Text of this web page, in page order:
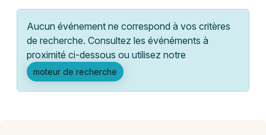
Grands événements
Activité & Expérience
Manifestations
Foires & salons
Lille
Lyon
Marseille
Mulhouse
Aucun événement ne correspond à vos critères
de recherche. Consultez les événéments à
proximité ci-dessous ou utilisez notre
moteur de recherche
Aujourd'hui
Demain Ce week-end Autre